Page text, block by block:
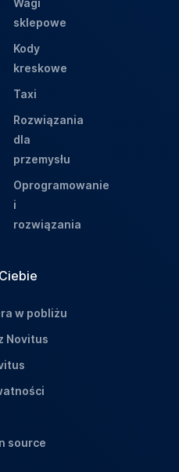
Wagi
sklepowe
Kody
kreskowe
Taxi
Rozwiązania
dla
przemysłu
Oprogramowanie
i
rozwiązania
w pobliżu
Novitus
source